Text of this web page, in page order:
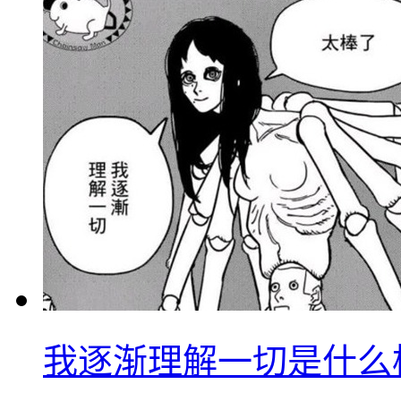
我逐渐理解一切是什